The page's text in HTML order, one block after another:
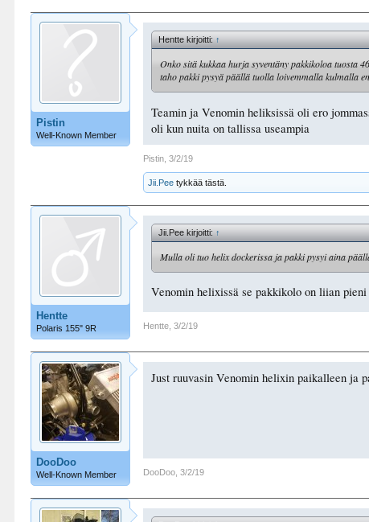
Pistin
Well-Known Member
Hentte kirjoitti:↑
Onko sitä kukkaa hurja syventäny pakkikoloa tuosta
taho pakki pysyä päällä tuolla loivemmalla kulmalla
Teamin ja Venomin heliksissä oli ero
oli kun nuita on tallissa useampia
Pistin 3/2/19
Jii.Pee tykkää tästä.
Hentte
Polaris 155" 9R
Jii.Pee kirjoitti:↑
Mulla oli tuo helix dockerissa ja pakki pysyi aina
Venomin helixissä se pakkikolo on liian
Hentte 3/2/19
DooDoo
Well-Known Member
Just ruuvasin Venomin helixin paikalleen ja
DooDoo 3/2/19